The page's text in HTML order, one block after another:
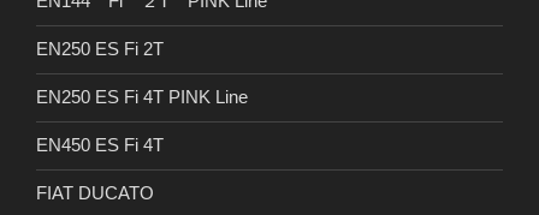
EN250 ES Fi 2T
EN250 ES Fi 4T PINK Line
EN450 ES Fi 4T
FIAT DUCATO